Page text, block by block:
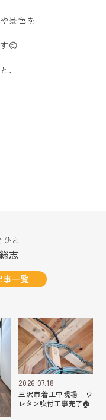
景色を
😊
、
と
志
事一覧
2026.07.18
三沢市着工中現場｜ウ
レタン吹付工事完了🏠